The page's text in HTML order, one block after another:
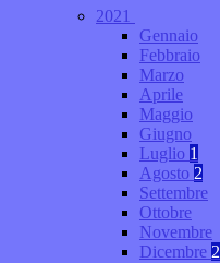
2021
Gennaio
Febbraio
Marzo
Aprile
Maggio
Giugno
Luglio 1
Agosto 2
Settembre
Ottobre
Novembre
Dicembre 2